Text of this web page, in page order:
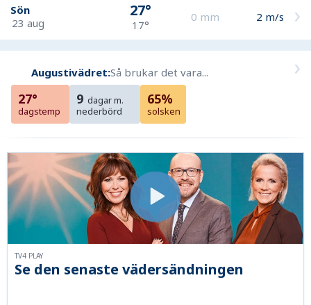
Sön
23 aug
27°
17°
0 mm 2 m/s
Augustivädret:Så brukar det vara...
27°
dagstemp
9 dagar m.
nederbörd
65%
solsken
Se den senaste vädersändningen
TV4 PLAY